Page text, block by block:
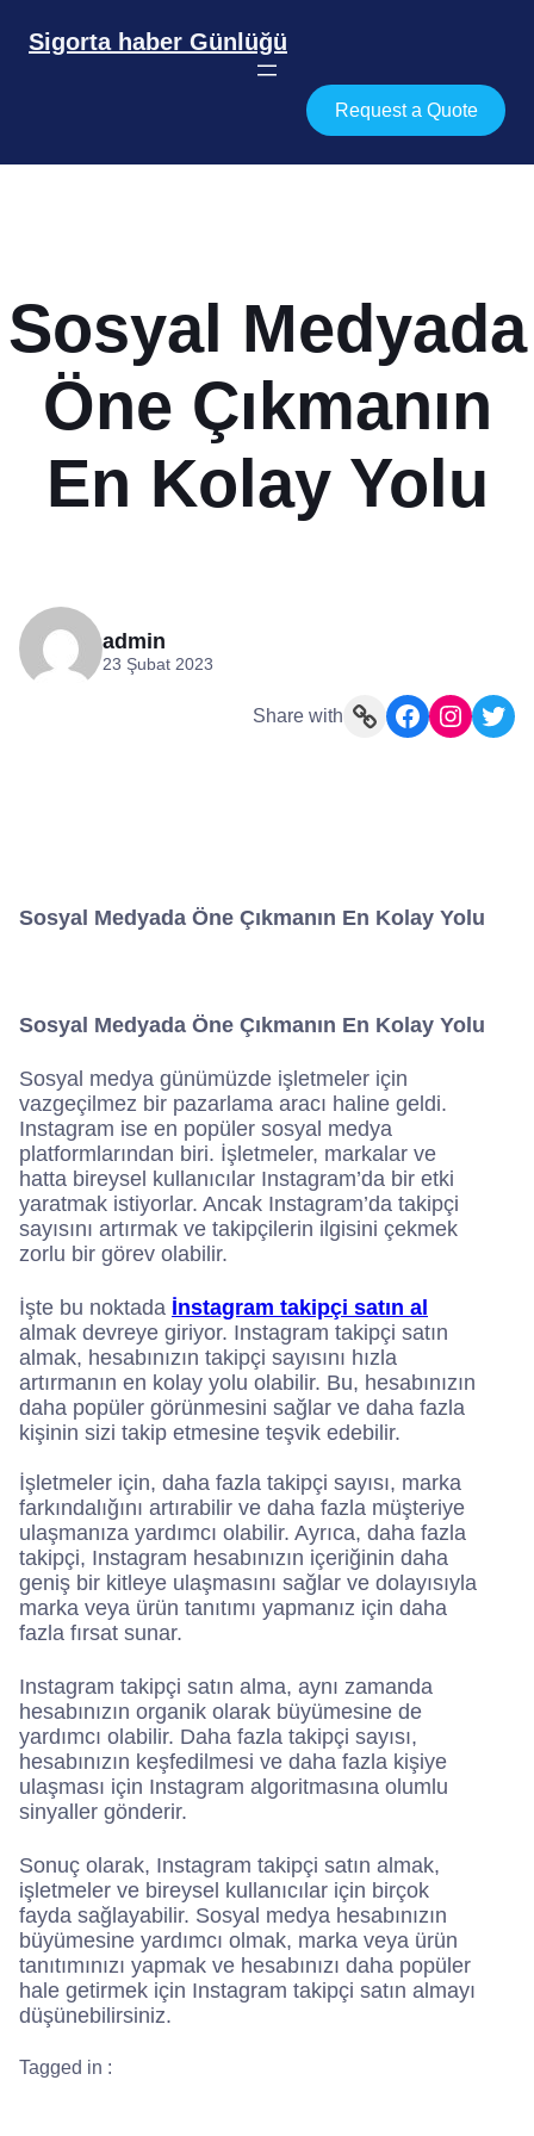
Sigorta haber Günlüğü
Request a Quote
Sosyal Medyada
Öne Çıkmanın
En Kolay Yolu
admin
23 Şubat 2023
Share with Link Facebook Instagram Twitter
Sosyal Medyada Öne Çıkmanın En Kolay Yolu
Sosyal Medyada Öne Çıkmanın En Kolay Yolu
Sosyal medya günümüzde işletmeler için
vazgeçilmez bir pazarlama aracı haline geldi.
Instagram ise en popüler sosyal medya
platformlarından biri. İşletmeler, markalar ve
hatta bireysel kullanıcılar Instagram’da bir etki
yaratmak istiyorlar. Ancak Instagram’da takipçi
sayısını artırmak ve takipçilerin ilgisini çekmek
zorlu bir görev olabilir.
İşte bu noktada İnstagram takipçi satın al
almak devreye giriyor. Instagram takipçi satın
almak, hesabınızın takipçi sayısını hızla
artırmanın en kolay yolu olabilir. Bu, hesabınızın
daha popüler görünmesini sağlar ve daha fazla
kişinin sizi takip etmesine teşvik edebilir.
İşletmeler için, daha fazla takipçi sayısı, marka
farkındalığını artırabilir ve daha fazla müşteriye
ulaşmanıza yardımcı olabilir. Ayrıca, daha fazla
takipçi, Instagram hesabınızın içeriğinin daha
geniş bir kitleye ulaşmasını sağlar ve dolayısıyla
marka veya ürün tanıtımı yapmanız için daha
fazla fırsat sunar.
Instagram takipçi satın alma, aynı zamanda
hesabınızın organik olarak büyümesine de
yardımcı olabilir. Daha fazla takipçi sayısı,
hesabınızın keşfedilmesi ve daha fazla kişiye
ulaşması için Instagram algoritmasına olumlu
sinyaller gönderir.
Sonuç olarak, Instagram takipçi satın almak,
işletmeler ve bireysel kullanıcılar için birçok
fayda sağlayabilir. Sosyal medya hesabınızın
büyümesine yardımcı olmak, marka veya ürün
tanıtımınızı yapmak ve hesabınızı daha popüler
hale getirmek için Instagram takipçi satın almayı
düşünebilirsiniz.
Tagged in :